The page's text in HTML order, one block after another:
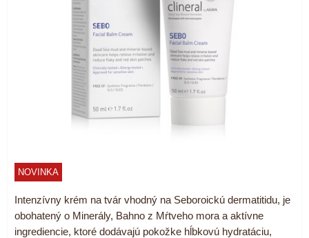
NOVINKA
Intenzívny krém na tvár vhodný na Seboroickú dermatitidu, je
obohatený o Minerály, Bahno z Mŕtveho mora a aktívne
ingrediencie, ktoré dodávajú pokožke hĺbkovú hydratáciu,